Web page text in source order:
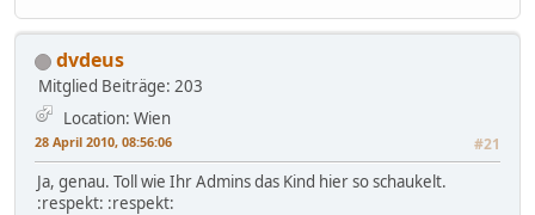
dvdeus
Mitglied Beiträge: 203
Location: Wien
28 April 2010, 08:56:06 #21
Ja, genau. Toll wie Ihr Admins das Kind hier so schaukelt.
:respekt: :respekt: